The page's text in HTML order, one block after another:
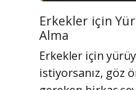
Erkekler için
Alma
Erkekler için
istiyorsanız, göz